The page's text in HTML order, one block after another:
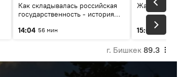
Как складывалась российская
государственность - история
глазами аналитиков
14:04 56 мин 15:01 3 мин
г. Бишкек 89.3